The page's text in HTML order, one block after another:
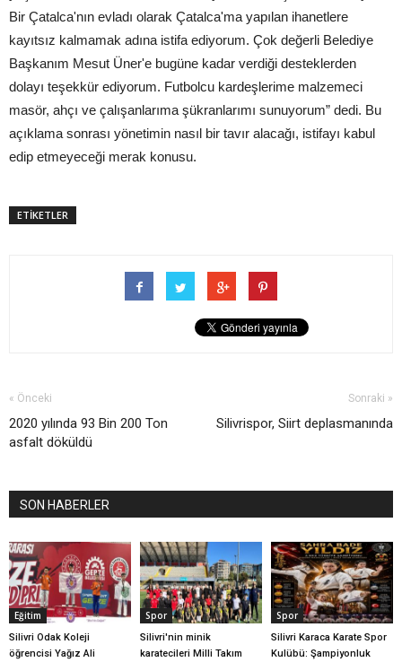
Bir Çatalca'nın evladı olarak Çatalca'ma yapılan ihanetlere
kayıtsız kalmamak adına istifa ediyorum. Çok değerli Belediye
Başkanım Mesut Üner'e bugüne kadar verdiği desteklerden
dolayı teşekkür ediyorum. Futbolcu kardeşlerime malzemeci
masör, ahçı ve çalışanlarıma şükranlarımı sunuyorum” dedi. Bu
açıklama sonrası yönetimin nasıl bir tavır alacağı, istifayı kabul
edip etmeyeceği merak konusu.
ETİKETLER
« Önceki
2020 yılında 93 Bin 200 Ton
asfalt döküldü
Sonraki »
Silivrispor, Siirt deplasmanında
SON HABERLER
Eğitim
Silivri Odak Koleji
öğrencisi Yağız Ali
Spor
Silivri'nin minik
karatecileri Milli Takım
Spor
Silivri Karaca Karate Spor
Kulübü: Şampiyonluk